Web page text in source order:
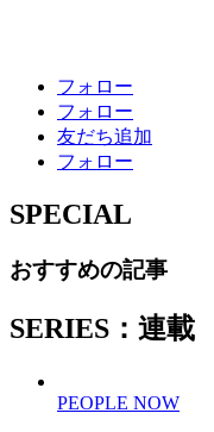
フォロー
フォロー
友だち追加
フォロー
SPECIAL
おすすめの記事
SERIES：連載
PEOPLE NOW